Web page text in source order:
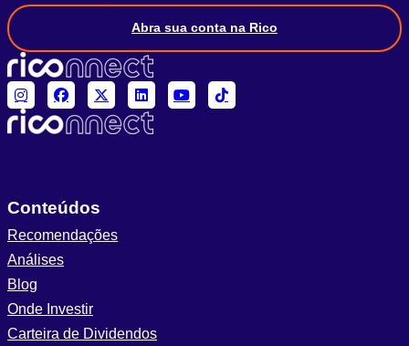
Abra sua conta na Rico
Conteúdos
Recomendações
Análises
Blog
Onde Investir
Carteira de Dividendos